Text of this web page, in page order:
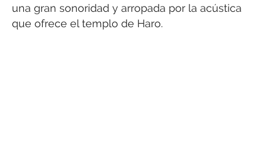
una gran sonoridad y arropada por la acústica
que ofrece el templo de Haro.